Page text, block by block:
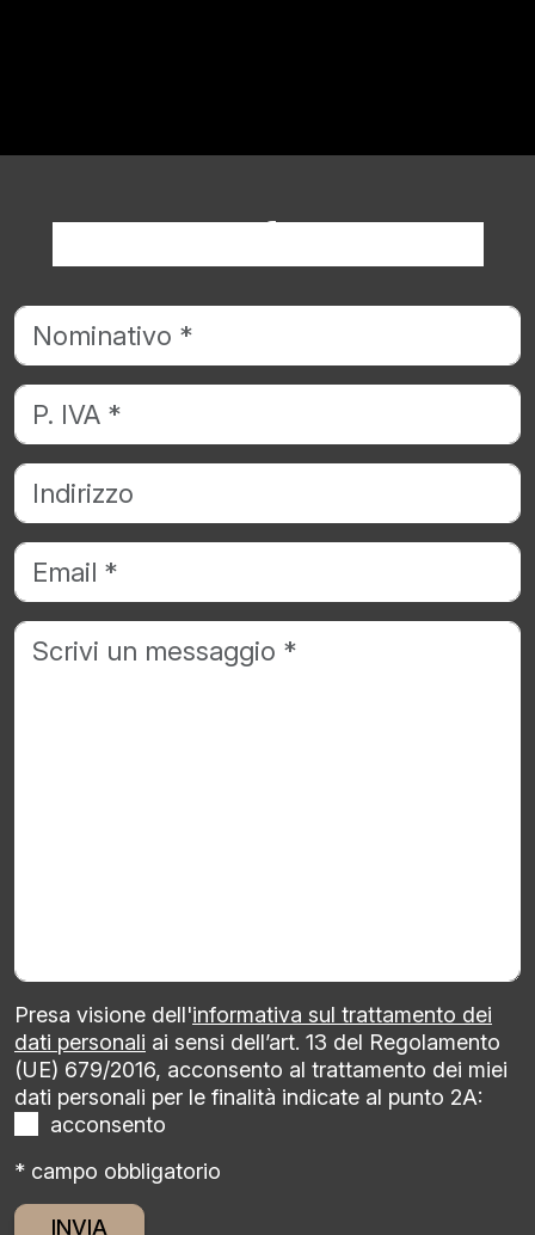
Richiedi informazioni
Presa visione dell'informativa sul trattamento dei
dati personali ai sensi dell’art. 13 del Regolamento
(UE) 679/2016, acconsento al trattamento dei miei
dati personali per le finalità indicate al punto 2A:
acconsento
* campo obbligatorio